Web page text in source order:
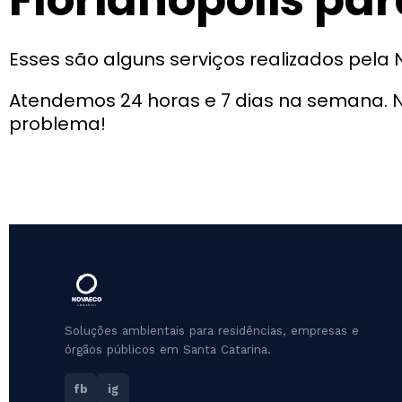
Esses são alguns serviços realizados pela
Atendemos 24 horas e 7 dias na
problema!
Soluções ambientais para residências, empresas e
órgãos públicos em Santa Catarina.
fb ig